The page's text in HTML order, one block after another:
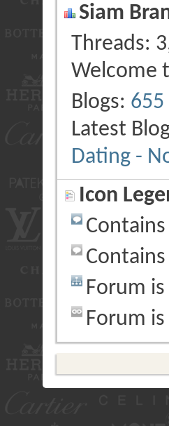
Siam
Threads
Welcome
Blogs 655
Latest
Dating -
Icon
Forum
Forum is